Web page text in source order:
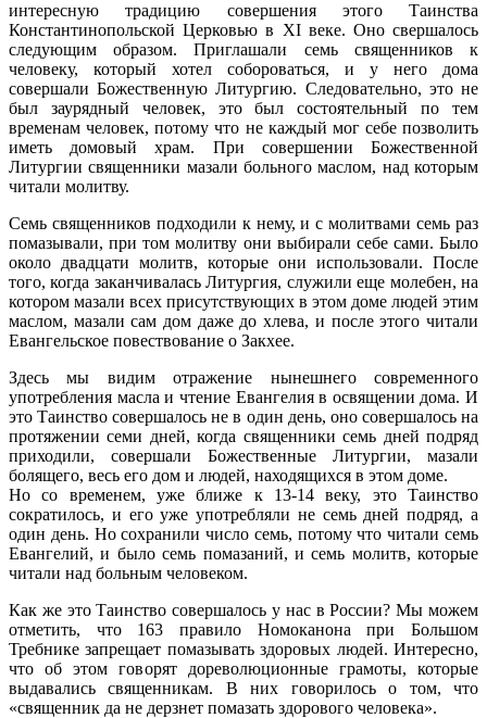
интересную традицию совершения этого Таинства
Константинопольской Церковью в XI веке. Оно свершалось
следующим образом. Приглашали семь священников к
человеку, который хотел собороваться, и у него дома
совершали Божественную Литургию. Следовательно, это не
был заурядный человек, это был состоятельный по тем
временам человек, потому что не каждый мог себе позволить
иметь домовый храм. При совершении Божественной
Литургии священники мазали больного маслом, над которым
читали молитву.
Семь священников подходили к нему, и с молитвами семь раз
помазывали, при том молитву они выбирали себе сами. Было
около двадцати молитв, которые они использовали. После
того, когда заканчивалась Литургия, служили еще молебен, на
котором мазали всех присутствующих в этом доме людей этим
маслом, мазали сам дом даже до хлева, и после этого читали
Евангельское повествование о Закхее.
Здесь мы видим отражение нынешнего современного
употребления масла и чтение Евангелия в освящении дома. И
это Таинство совершалось не в один день, оно совершалось на
протяжении семи дней, когда священники семь дней подряд
приходили, совершали Божественные Литургии, мазали
болящего, весь его дом и людей, находящихся в этом доме.
Но со временем, уже ближе к 13-14 веку, это Таинство
сократилось, и его уже употребляли не семь дней подряд, а
один день. Но сохранили число семь, потому что читали семь
Евангелий, и было семь помазаний, и семь молитв, которые
читали над больным человеком.
Как же это Таинство совершалось у нас в России? Мы можем
отметить, что 163 правило Номоканона при Большом
Требнике запрещает помазывать здоровых людей. Интересно,
что об этом говорят дореволюционные грамоты, которые
выдавались священникам. В них говорилось о том, что
«священник да не дерзнет помазать здорового человека».